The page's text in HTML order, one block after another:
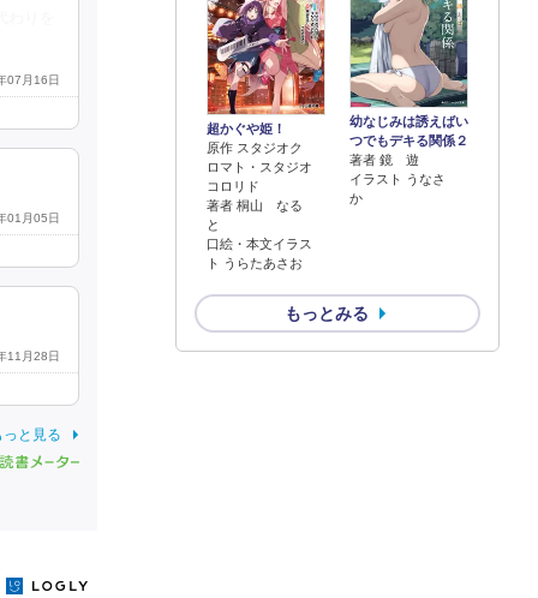
07月16日
01月05日
11月28日
と見る
超かぐや姫！
原作 スタジオク
ロマト・スタジオ
コロリド
著者 桐山 なる
と
口絵・本文イラス
ト うらたあさお
幼なじみは誘えばい
つでもデキる関係２
著者 鏡 遊
イラスト うなさ
か
もっとみる